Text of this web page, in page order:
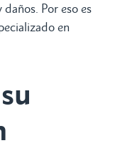
Por eso es
en